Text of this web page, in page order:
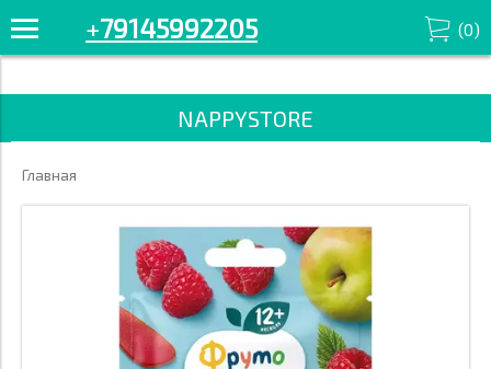
снэки» '/>
+79145992205 (0)
NAPPYSTORE
Главная